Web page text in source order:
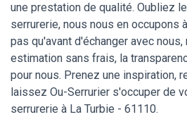
une prestation de qualité. Oubliez
serrurerie, nous nous en occupons
pas qu'avant d'échanger avec
estimation sans frais, la
pour nous. Prenez une inspiration,
laissez Ou-Serrurier s'occuper de
serrurerie à La Turbie - 61110.